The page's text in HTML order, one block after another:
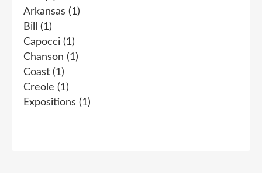
Arkansas (1)
Bill
(1)
Capocci (1)
Chanson (1)
Coast (1)
Creole (1)
Expositions (1)